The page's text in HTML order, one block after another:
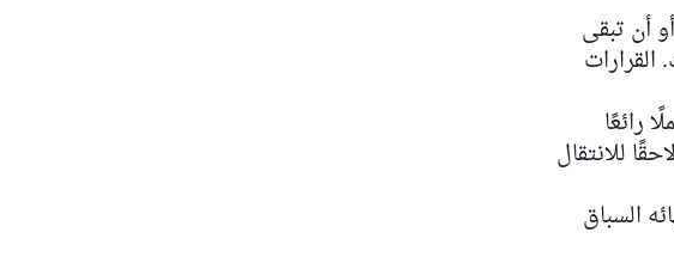
أن تبقى
رائعًا
للانتقال
السباق